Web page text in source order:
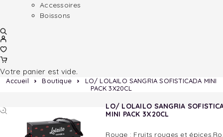
Accessoires
Boissons
Votre panier est vide.
Accueil Boutique
LO/ LOLAILO SANGRIA SOFISTICADA MINI
PACK 3X20CL
LO/ LOLAILO SANGRIA
MINI PACK 3X20CL
Rouge : Fruits rouges et